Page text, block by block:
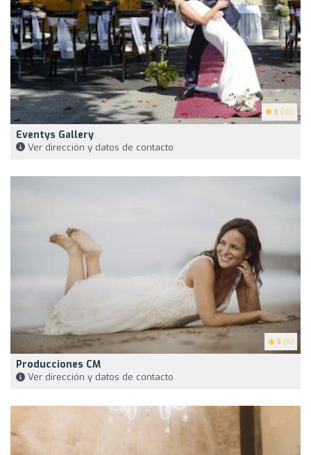
5 (10)
Eventys Gallery
Ver dirección y datos de contacto
5 (5)
Producciones CM
Ver dirección y datos de contacto